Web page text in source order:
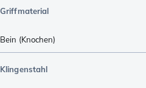
Griffmaterial
Bein (Knochen)
Klingenstahl